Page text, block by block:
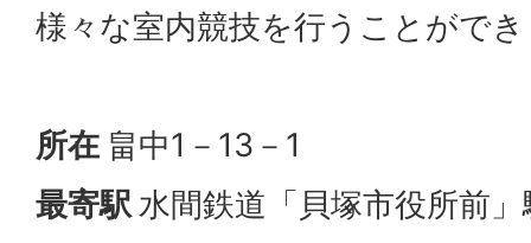
様々な室内競技を行うことがで
所在 畠中1－13－1
最寄駅水間鉄道「貝塚市役所前」